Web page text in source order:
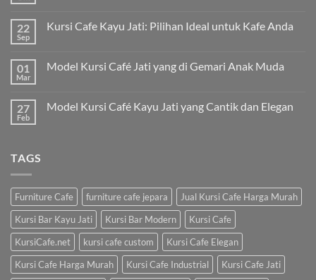
22
Sep
Kursi Cafe Kayu Jati: Pilihan Ideal untuk Kafe Anda
01
Mar
Model Kursi Café Jati yang di Gemari Anak Muda
27
Feb
Model Kursi Café Kayu Jati yang Cantik dan Elegan
TAGS
Furniture Cafe furniture cafe jepara
Jual Kursi Cafe Harga Murah
Kursi Bar Kayu Jati
Kursi Bar Modern
Kursi Cafe
KursiCafe.net
kursi cafe custom
Kursi Cafe Elegan
Kursi Cafe Harga Murah
Kursi Cafe Industrial
Kursi Cafe Jati